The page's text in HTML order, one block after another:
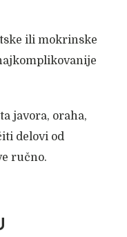
ili mokrinske
javora, oraha,
delovi od
ručno.